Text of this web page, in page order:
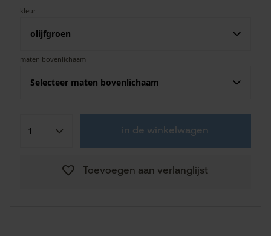
kleur
olijfgroen
maten bovenlichaam
Selecteer maten bovenlichaam
in de winkelwagen
Toevoegen aan verlanglijst